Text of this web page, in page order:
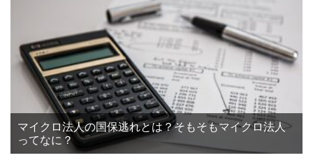
マイクロ法人の国保逃れとは？そもそもマイクロ法人
ってなに？